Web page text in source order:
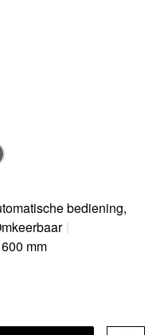
bediening,
|
mm